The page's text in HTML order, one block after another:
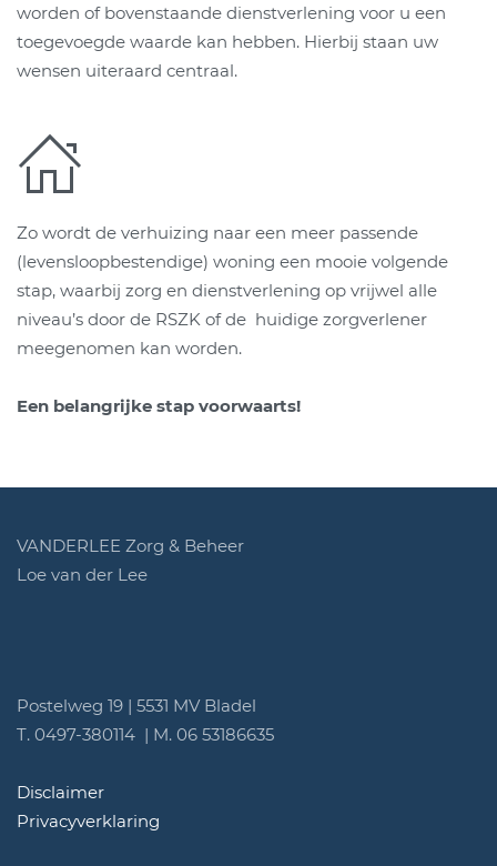
worden of bovenstaande dienstverlening voor u een
toegevoegde waarde kan hebben. Hierbij staan uw
wensen uiteraard centraal.
Zo wordt de verhuizing naar een meer passende
(levensloopbestendige) woning een mooie volgende
stap, waarbij zorg en dienstverlening op vrijwel alle
niveau’s door de RSZK of de huidige zorgverlener
meegenomen kan worden.
Een belangrijke stap voorwaarts!
VANDERLEE Zorg & Beheer
Loe van der Lee
Postelweg 19 | 5531 MV Bladel
T. 0497-380114 | M. 06 53186635
Disclaimer
Privacyverklaring